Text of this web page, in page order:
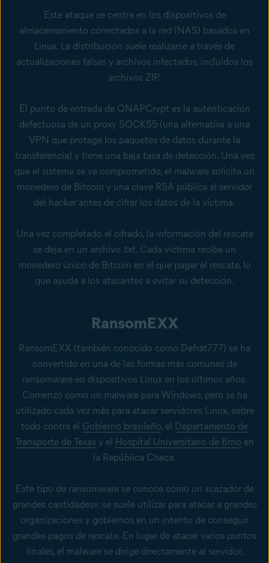
Este ataque se centra en los dispositivos de
almacenamiento conectados a la red (NAS) basados en
Linux. La distribución suele realizarse a través de
actualizaciones falsas y archivos infectados, incluidos los
archivos ZIP.
El punto de entrada de QNAPCrypt es la autenticación
defectuosa de un proxy SOCKS5 (una alternativa a una
VPN que protege los paquetes de datos durante la
transferencia) y tiene una baja tasa de detección. Una vez
que el sistema se ve comprometido, el malware solicita un
monedero de Bitcoin y una clave RSA pública al servidor
del hacker antes de cifrar los datos de la víctima.
Una vez completado el cifrado, la información del rescate
se deja en un archivo .txt. Cada víctima recibe un
monedero único de Bitcoin en el que pagar el rescate, lo
que ayuda a los atacantes a evitar su detección.
RansomEXX
RansomEXX (también conocido como Defrat777) se ha
convertido en una de las formas más comunes de
ransomware en dispositivos Linux en los últimos años.
Comenzó como un malware para Windows, pero se ha
utilizado cada vez más para atacar servidores Linux, sobre
todo contra el Gobierno brasileño, el Departamento de
Transporte de Texas y el Hospital Universitario de Brno en
la República Checa.
Este tipo de ransomware se conoce como un «cazador de
grandes cantidades»: se suele utilizar para atacar a grandes
organizaciones y gobiernos en un intento de conseguir
grandes pagos de rescate. En lugar de atacar varios puntos
finales, el malware se dirige directamente al servidor,